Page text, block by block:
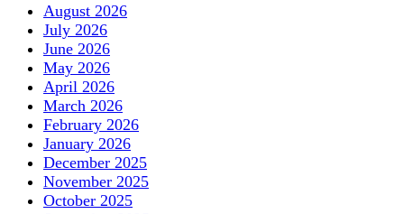
August 2026
July 2026
June 2026
May 2026
April 2026
March 2026
February 2026
January 2026
December 2025
November 2025
October 2025